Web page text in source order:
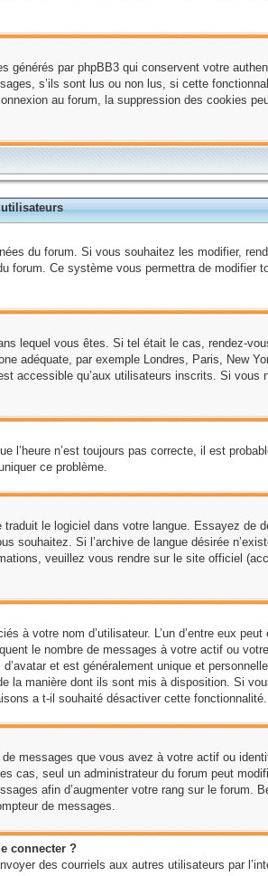
générés par phpBB3 qui conservent votre
s’ils sont lus ou non lus, si cette
au forum, la suppression des cookies
du forum. Si vous souhaitez les modifier,
forum. Ce système vous permettra de modifier
lequel vous êtes. Si tel était le cas, rendez-
adéquate, par exemple Londres, Paris, New
accessible qu’aux utilisateurs inscrits. Si vous
l’heure n’est toujours pas correcte, il est
ce problème.
traduit le logiciel dans votre langue. Essayez de
souhaitez. Si l’archive de langue désirée
veuillez vous rendre sur le site officiel
à votre nom d’utilisateur. L’un d’entre eux peut
le nombre de messages à votre actif ou
et est généralement unique et
la manière dont ils sont mis à disposition. Si
a t-il souhaité désactiver cette fonctionnalité.
messages que vous avez à votre actif ou
cas, seul un administrateur du forum peut
afin d’augmenter votre rang sur le forum.
de messages.
connecter ?
des courriels aux autres utilisateurs par